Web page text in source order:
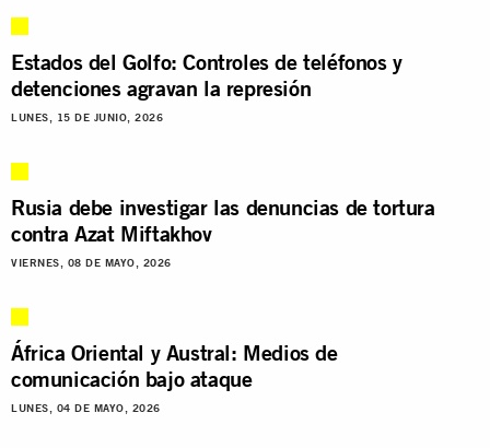
Estados del Golfo: Controles de teléfonos y
detenciones agravan la represión
LUNES, 15 DE JUNIO, 2026
Rusia debe investigar las denuncias de tortura
contra Azat Miftakhov
VIERNES, 08 DE MAYO, 2026
África Oriental y Austral: Medios de
comunicación bajo ataque
LUNES, 04 DE MAYO, 2026